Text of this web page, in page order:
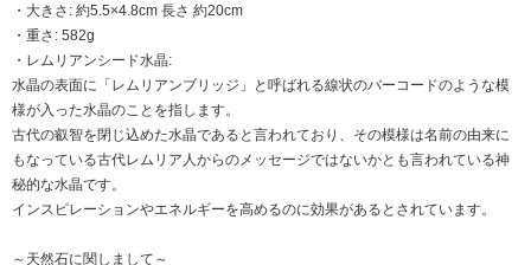
・大きさ: 約5.5×4.8cm 長さ 約20cm
・重さ: 582g
・レムリアンシード水晶:
水晶の表面に「レムリアンブリッジ」と呼ばれる線状のバーコードのような模
様が入った水晶のことを指します。
古代の叡智を閉じ込めた水晶であると言われており、その模様は名前の由来に
もなっている古代レムリア人からのメッセージではないかとも言われている神
秘的な水晶です。
インスピレーションやエネルギーを高めるのに効果があるとされています。
～天然石に関しまして～